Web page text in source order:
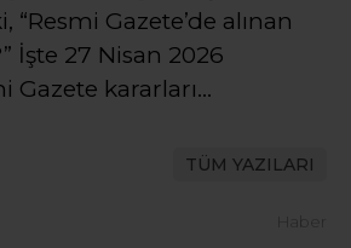
“Resmi Gazete’de alınan
İşte 27 Nisan 2026
Gazete kararları…
TÜM YAZILARI
Haber